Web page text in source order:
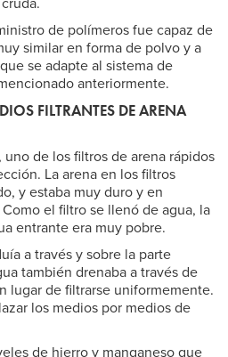
de polímeros fue capaz de
similar en forma de polvo y a
se adapte al sistema de
anteriormente.
FILTRANTES DE ARENA
de los filtros de arena rápidos
La arena en los filtros
y estaba muy duro y en
el filtro se llenó de agua, la
entrante era muy pobre.
a través y sobre la parte
también drenaba a través de
lugar de filtrarse uniformemente.
los medios por medios de
de hierro y manganeso que